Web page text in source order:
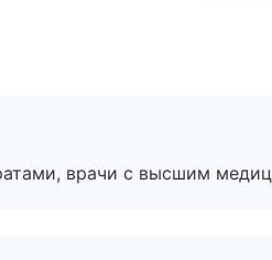
врачи с высшим